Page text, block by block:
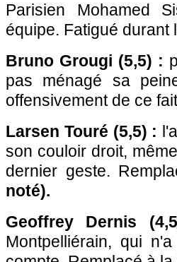
Parisien Mohamed
équipe. Fatigué durant
Bruno Grougi (5,5) :
pas ménagé sa
offensivement de ce
Larsen Touré (5,5) :
son couloir droit,
dernier geste.
noté).
Geoffrey Dernis
Montpelliérain, qui